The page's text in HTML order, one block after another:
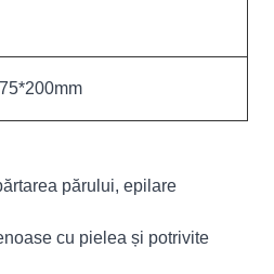
părului, epilare
cu pielea și potrivite